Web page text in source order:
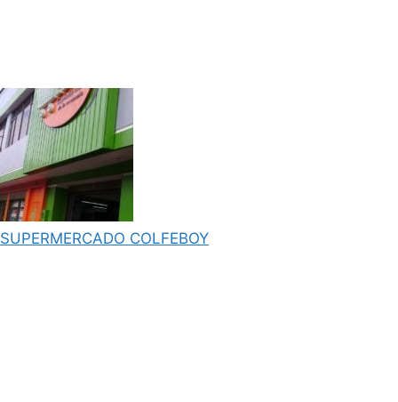
SUPERMERCADO COLFEBOY